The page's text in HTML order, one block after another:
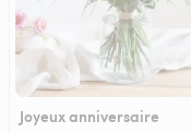
Joyeux anniversaire